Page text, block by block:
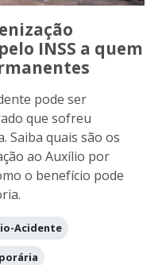
INSS a quem
pode ser
que sofreu
Saiba quais são os
ao Auxílio por
o benefício pode
Acidente